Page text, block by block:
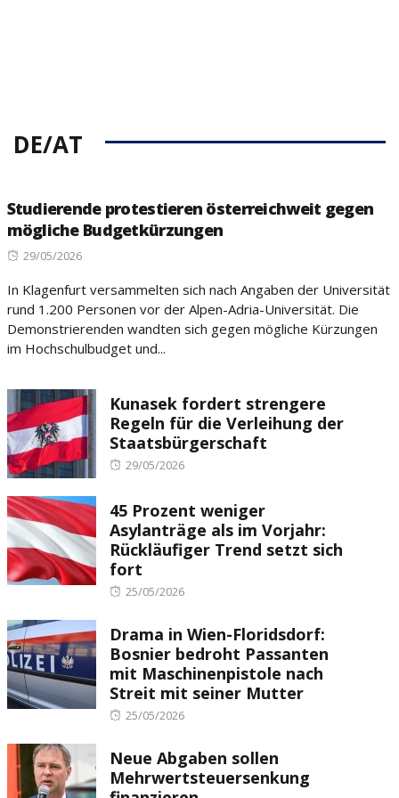
DE/AT
Studierende protestieren österreichweit gegen
mögliche Budgetkürzungen
Posted
29/05/2026
In Klagenfurt versammelten sich nach Angaben der Universität
rund 1.200 Personen vor der Alpen-Adria-Universität. Die
Demonstrierenden wandten sich gegen mögliche Kürzungen
im Hochschulbudget und...
Kunasek fordert strengere
Regeln für die Verleihung der
Staatsbürgerschaft
Posted
29/05/2026
45 Prozent weniger
Asylanträge als im Vorjahr:
Rückläufiger Trend setzt sich
fort
Posted
25/05/2026
Drama in Wien-Floridsdorf:
Bosnier bedroht Passanten
mit Maschinenpistole nach
Streit mit seiner Mutter
Posted
25/05/2026
Neue Abgaben sollen
Mehrwertsteuersenkung